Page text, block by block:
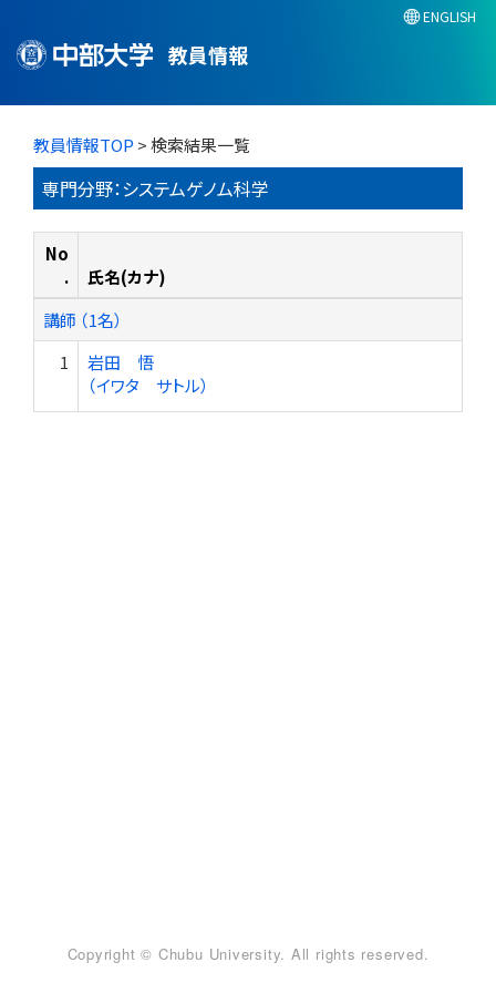
教員情報
ENGLISH
教員情報TOP > 検索結果一覧
専門分野：システムゲノム科学
No
.
氏名(カナ)
講師 （1名）
1
岩田 悟
（イワタ サトル）
Copyright © Chubu University. All rights reserved.